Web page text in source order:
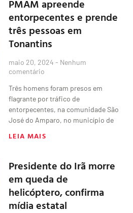
PMAM apreende
entorpecentes e prende
três pessoas em
Tonantins
maio 20, 2024 Nenhum
comentário
Três homens foram presos em
flagrante por tráfico de
entorpecentes, na comunidade São
José do Amparo, no município de
LEIA MAIS
Presidente do Irã morre
em queda de
helicóptero, confirma
mídia estatal